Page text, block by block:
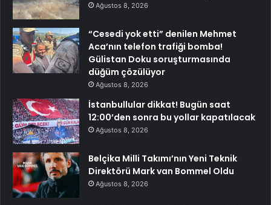
Ağustos 8, 2026
“Cesedi yok etti” denilen Mehmet
Aca’nın telefon trafiği bomba!
Gülistan Doku soruşturmasında
düğüm çözülüyor
Ağustos 8, 2026
İstanbullular dikkat! Bugün saat
12:00’den sonra bu yollar kapatılacak
Ağustos 8, 2026
Belçika Milli Takımı’nın Yeni Teknik
Direktörü Mark van Bommel Oldu
Ağustos 8, 2026